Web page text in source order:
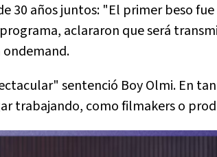
30 años juntos: "El primer beso
aclararon que será
ondemand.
sentenció Boy Olmi. En
trabajando, como filmakers o